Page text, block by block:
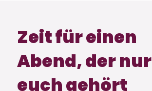
Zeit für einen
Abend, der nur
euch gehört